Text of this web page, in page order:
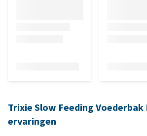
Trixie Slow Feeding
ervaringen